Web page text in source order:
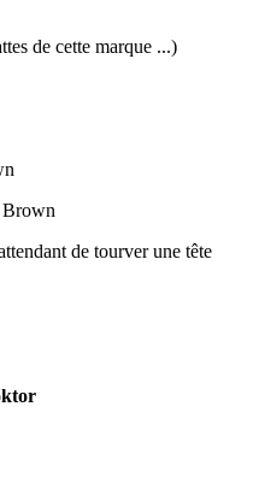
de cette marque ...)
Brown
de tourver une tête